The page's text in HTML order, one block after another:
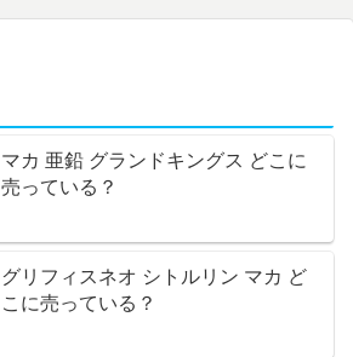
マカ 亜鉛 グランドキングス どこに
売っている？
グリフィスネオ シトルリン マカ ど
こに売っている？